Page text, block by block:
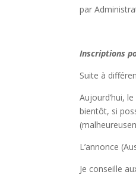
par
Inscriptions
Suite à
Aujourd’hui,
bientôt, si
L’annonce
Je conseille